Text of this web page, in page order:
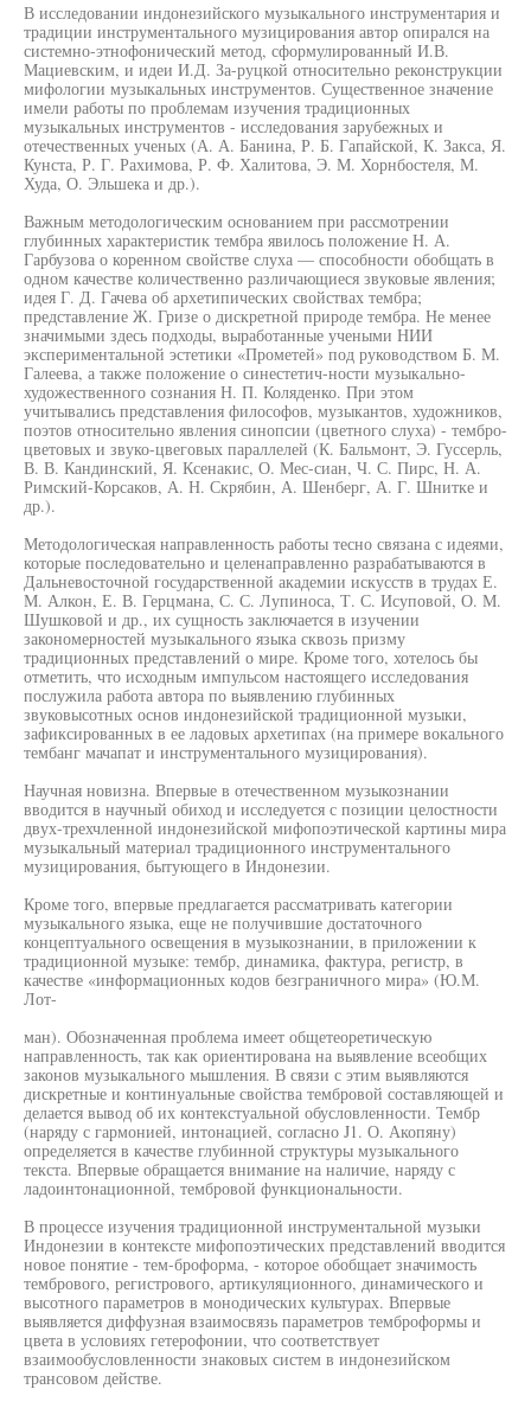
В исследовании индонезийского музыкального инструментария и
традиции инструментального музицирования автор опирался на
системно-этнофонический метод, сформулированный И.В.
Мациевским, и идеи И.Д. За-руцкой относительно реконструкции
мифологии музыкальных инструментов. Существенное значение
имели работы по проблемам изучения традиционных
музыкальных инструментов - исследования зарубежных и
отечественных ученых (А. А. Банина, Р. Б. Гапайской, К. Закса, Я.
Кунста, Р. Г. Рахимова, Р. Ф. Халитова, Э. М. Хорнбостеля, М.
Худа, О. Эльшека и др.).
Важным методологическим основанием при рассмотрении
глубинных характеристик тембра явилось положение Н. А.
Гарбузова о коренном свойстве слуха — способности обобщать в
одном качестве количественно различающиеся звуковые явления;
идея Г. Д. Гачева об архетипических свойствах тембра;
представление Ж. Гризе о дискретной природе тембра. Не менее
значимыми здесь подходы, выработанные учеными НИИ
экспериментальной эстетики «Прометей» под руководством Б. М.
Галеева, а также положение о синестетич-ности музыкально-
художественного сознания Н. П. Коляденко. При этом
учитывались представления философов, музыкантов, художников,
поэтов относительно явления синопсии (цветного слуха) - тембро-
цветовых и звуко-цвеговых параллелей (К. Бальмонт, Э. Гуссерль,
В. В. Кандинский, Я. Ксенакис, О. Мес-сиан, Ч. С. Пирс, Н. А.
Римский-Корсаков, А. Н. Скрябин, А. Шенберг, А. Г. Шнитке и
др.).
Методологическая направленность работы тесно связана с идеями,
которые последовательно и целенаправленно разрабатываются в
Дальневосточной государственной академии искусств в трудах Е.
М. Алкон, Е. В. Герцмана, С. С. Лупиноса, Т. С. Исуповой, О. М.
Шушковой и др., их сущность заключается в изучении
закономерностей музыкального языка сквозь призму
традиционных представлений о мире. Кроме того, хотелось бы
отметить, что исходным импульсом настоящего исследования
послужила работа автора по выявлению глубинных
звуковысотных основ индонезийской традиционной музыки,
зафиксированных в ее ладовых архетипах (на примере вокального
тембанг мачапат и инструментального музицирования).
Научная новизна. Впервые в отечественном музыкознании
вводится в научный обиход и исследуется с позиции целостности
двух-трехчленной индонезийской мифопоэтической картины мира
музыкальный материал традиционного инструментального
музицирования, бытующего в Индонезии.
Кроме того, впервые предлагается рассматривать категории
музыкального языка, еще не получившие достаточного
концептуального освещения в музыкознании, в приложении к
традиционной музыке: тембр, динамика, фактура, регистр, в
качестве «информационных кодов безграничного мира» (Ю.М.
Лот-
ман). Обозначенная проблема имеет общетеоретическую
направленность, так как ориентирована на выявление всеобщих
законов музыкального мышления. В связи с этим выявляются
дискретные и континуальные свойства тембровой составляющей и
делается вывод об их контекстуальной обусловленности. Тембр
(наряду с гармонией, интонацией, согласно J1. О. Акопяну)
определяется в качестве глубинной структуры музыкального
текста. Впервые обращается внимание на наличие, наряду с
ладоинтонационной, тембровой функциональности.
В процессе изучения традиционной инструментальной музыки
Индонезии в контексте мифопоэтических представлений вводится
новое понятие - тем-броформа, - которое обобщает значимость
тембрового, регистрового, артикуляционного, динамического и
высотного параметров в монодических культурах. Впервые
выявляется диффузная взаимосвязь параметров темброформы и
цвета в условиях гетерофонии, что соответствует
взаимообусловленности знаковых систем в индонезийском
трансовом действе.